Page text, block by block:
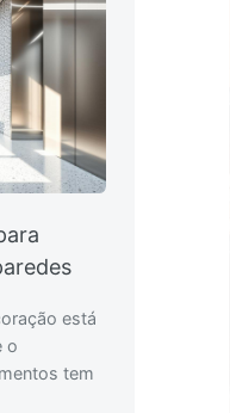
está
o
tem